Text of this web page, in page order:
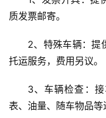
质发票邮寄。
2、特殊车辆：提
托运服务，费用另议。
3、车辆检查：
表、油量、随车物品等